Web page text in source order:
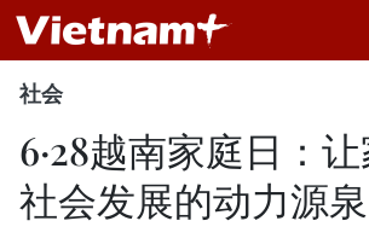
社会
6·28越南家庭日：
社会发展的动力源泉